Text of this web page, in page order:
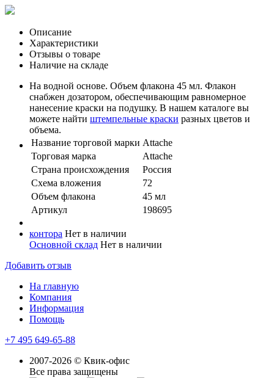
Описание
Характеристики
Отзывы о товаре
Наличие на складе
На водной основе. Объем флакона 45 мл. Флакон
снабжен дозатором, обеспечивающим равномерное
нанесение краски на подушку. В нашем каталоге вы
можете найти штемпельные краски разных цветов и
объема.
Название торговой марки Attache
Торговая марка
Attache
Страна происхождения
Россия
Схема вложения
72
Объем флакона
45 мл
Артикул
198695
контора Нет в наличии
Основной склад Нет в наличии
Добавить отзыв
На главную
Компания
Информация
Помощь
+7 495 649-65-88
2007-2026 © Квик-офис
Все права защищены